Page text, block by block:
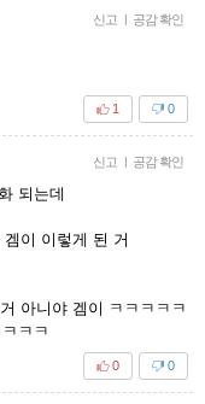
신고 | 공감 확인
0
1
신고 | 공감 확인
되는데
이 이렇게 된 거
아니야 겜이 ㅋㅋㅋㅋㅋ
ㅋㅋ
0
0